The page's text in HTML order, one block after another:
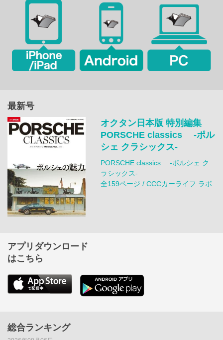
最新号
オクタン日本版 特別編集
PORSCHE classics ‐ポル
シェ クラシックス‐
PORSCHE classics ‐ポルシェ ク
ラシックス‐
全159ページ / CCCカーライフ ラボ
アプリダウンロード
はこちら
総合ランキング